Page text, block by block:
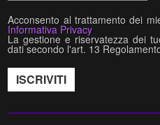
Acconsento al trattamento dei
Informativa Privacy
La gestione e riservatezza dei
dati secondo l'art. 13